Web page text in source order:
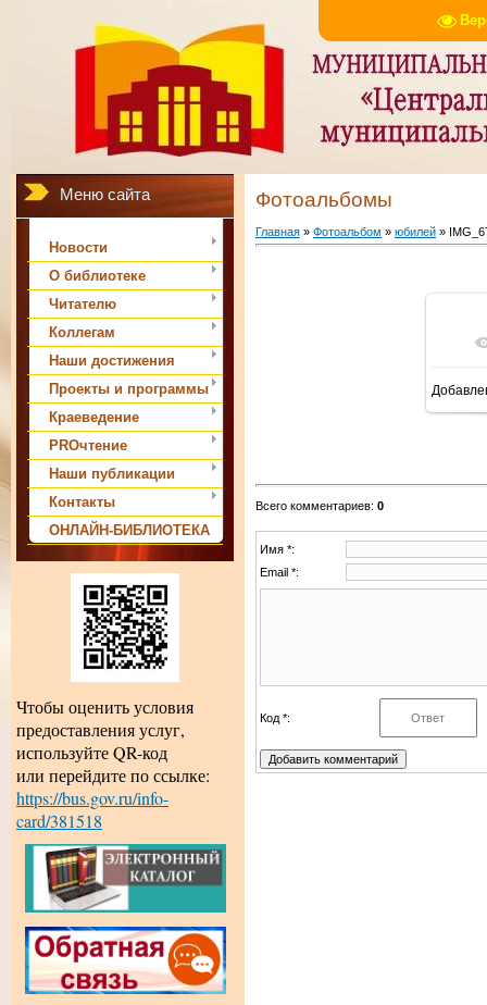
Меню сайта
Новости
О библиотеке
Читателю
Коллегам
Наши достижения
Проекты и программы
Краеведение
PROчтение
Наши публикации
Контакты
ОНЛАЙН-БИБЛИОТЕКА
Чтобы оценить условия
предоставления услуг,
используйте QR-код
или перейдите по ссылке:
https://bus.gov.ru/info-
card/381518
Фотоальбомы
Главная » Фотоальбом » юбилей »
Всего комментариев: 0
Имя *:
Email *:
Код *: